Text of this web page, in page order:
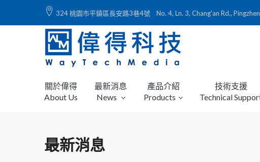
324 桃園市平鎮區長安路3巷4號 No. 4, Ln. 3, Chang'an Rd.,
關於偉得
About Us
最新消息
News
產品介紹
Products
技術支援
Technical
最新消息